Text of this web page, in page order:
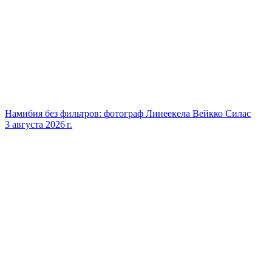
Намибия без фильтров: фотограф Линеекела Вейкко Силас
3 августа 2026 г.